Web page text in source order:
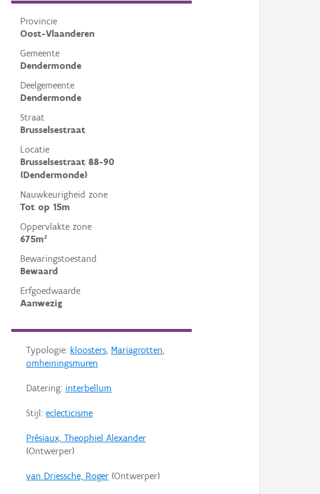
Provincie
Oost-Vlaanderen
Gemeente
Dendermonde
Deelgemeente
Dendermonde
Straat
Brusselsestraat
Locatie
Brusselsestraat 88-90
(Dendermonde)
Nauwkeurigheid zone
Tot op 15m
Oppervlakte zone
675m²
Bewaringstoestand
Bewaard
Erfgoedwaarde
Aanwezig
Typologie: kloosters, Mariagrotten,
omheiningsmuren
Datering: interbellum
Stijl: eclecticisme
Présiaux, Theophiel Alexander
(Ontwerper)
van Driessche, Roger(Ontwerper)